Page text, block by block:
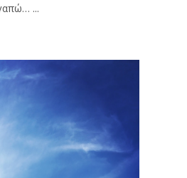
...